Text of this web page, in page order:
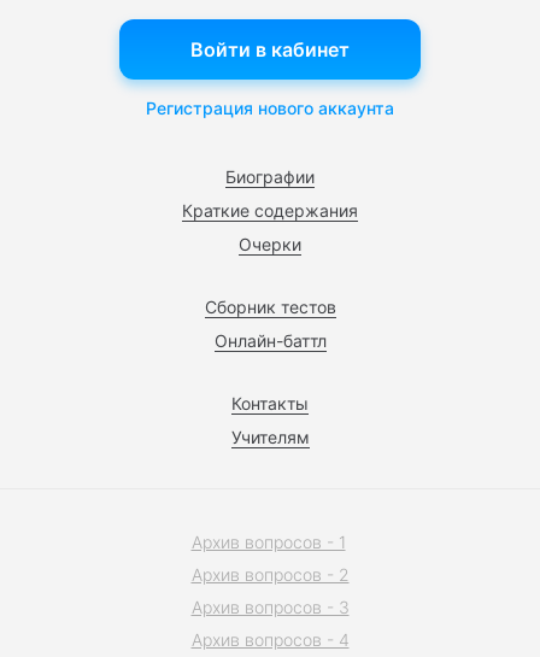
Биографии
Краткие содержания
Очерки
Сборник тестов
Онлайн-баттл
Контакты
Учителям
Войти в кабинет
Регистрация нового аккаунта
Архив вопросов - 1
Архив вопросов - 2
Архив вопросов - 3
Архив вопросов - 4